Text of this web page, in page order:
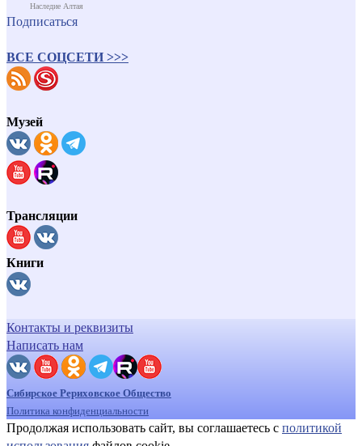
Наследие Алтая
Подписаться
ВСЕ СОЦСЕТИ >>>
Музей
Трансляции
Книги
Контакты и реквизиты
Написать нам
Сибирское Рериховское Общество
Политика конфиденциальности
Продолжая использовать сайт, вы соглашаетесь с политикой